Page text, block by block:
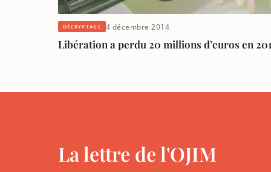
DÉCRYPTAGE 4 décembre 2014
Libération a perdu 20 millions d’euros en
La lettre de l'OJIM